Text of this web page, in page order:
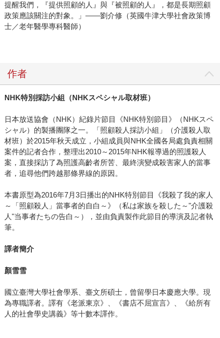
提醒我們，『提供照顧的人』與『被照顧的人』，都是長期照顧
政策應該關注的對象。」——劉介修（英國牛津大學社會政策博
士／老年醫學專科醫師）
作者
NHK特別採訪小組（NHKスペシャル取材班）
日本放送協會（NHK）紀錄片節目《NHK特別節目》（NHKスペ
シャル）的製播團隊之一。「照顧殺人採訪小組」（介護殺人取
材班）於2015年秋天成立，小組成員與NHK全國各局處負責相關
案件的記者合作，整理出2010～2015年NHK報導過的照護殺人
案，直接採訪了為照護高齡者所苦、最終演變成殺害家人的當事
者，追尋他們跨越那條界線的原因。
本書原型為2016年7月3日播出的NHK特別節目《我殺了我的家人
～「照顧殺人」當事者的自白～》（私は家族を殺した～"介護殺
人"当事者たちの告白～），並由負責製作此節目的導演及記者執
筆。
譯者簡介
顏雪雪
國立臺灣大學社會學系、臺文所碩士，曾留學日本慶應大學。現
為專職譯者。譯有《老派東京》、《書店不屈宣言》、《給所有
人的社會學史講義》等十數本譯作。